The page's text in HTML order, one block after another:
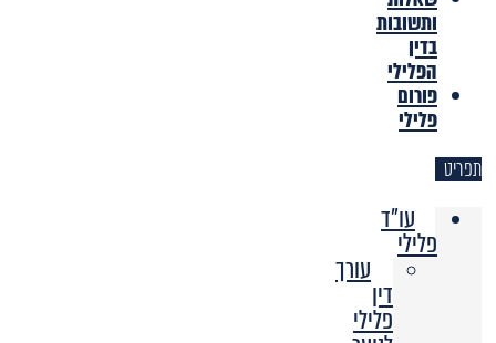
ותשובות
בדין
הפלילי
פורום
פלילי
תפריט
עו"ד
פלילי
עורך
דין
פלילי